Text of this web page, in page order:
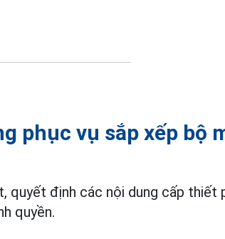
phục vụ sắp xếp bộ
quyết định các nội dung cấp thiết
quyền.